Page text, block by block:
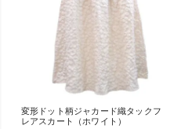
変形ドット柄ジャカード織タックフ
レアスカート（ホワイト）